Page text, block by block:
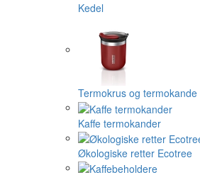
Kedel
Termokrus og termokande
Kaffe termokander
Økologiske retter Ecotree